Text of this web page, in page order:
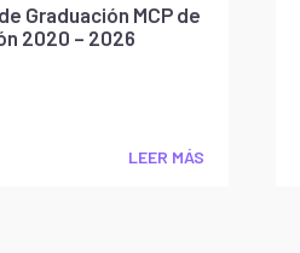
Graduación MCP de
2020 – 2026
LEER MÁS